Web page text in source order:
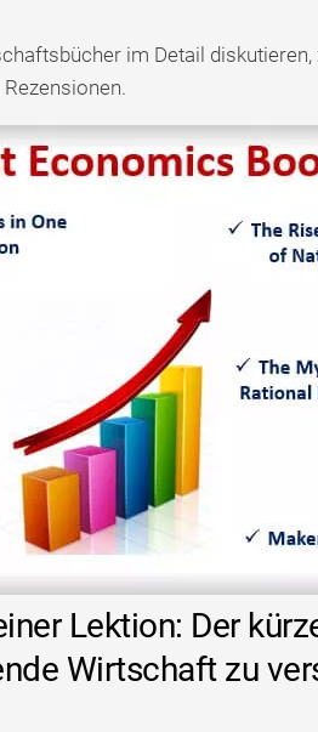
im Detail
Lektion: Der
Wirtschaft zu